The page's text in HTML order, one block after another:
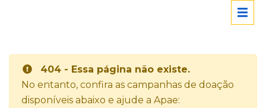
404 - Essa página não existe.
No entanto, confira as campanhas de doação
disponíveis abaixo e ajude a Apae: